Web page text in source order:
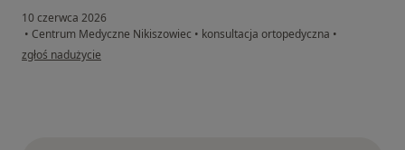
10 czerwca 2026
• Centrum Medyczne Nikiszowiec • konsultacja ortopedyczna •
w opinii użytkownika Aleksandra
zgłoś nadużycie